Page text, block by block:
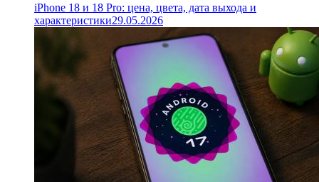
iPhone 18 и 18 Pro: цена, цвета, дата выхода и
характеристики29.05.2026